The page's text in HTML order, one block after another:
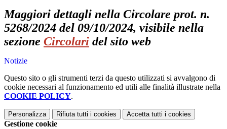
Maggiori dettagli nella Circolare prot. n.
5268/2024 del 09/10/2024, visibile nella
sezione Circolari del sito web
Notizie
Questo sito o gli strumenti terzi da questo utilizzati si avvalgono di
cookie necessari al funzionamento ed utili alle finalità illustrate nella
COOKIE POLICY.
Personalizza Rifiuta tutti i cookies Accetta tutti i cookies
Gestione cookie